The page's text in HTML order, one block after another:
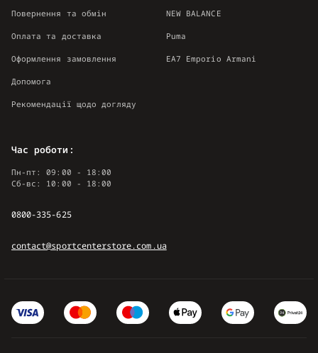
Повернення та обмін
Оплата та доставка
Оформлення замовлення
Допомога
Рекомендації щодо догляду
NEW BALANCE
Puma
EA7 Emporio Armani
Час роботи:
Пн-пт: 09:00 - 18:00
Сб-вс: 10:00 - 18:00
0800-335-625
contact@sportcenterstore.com.ua